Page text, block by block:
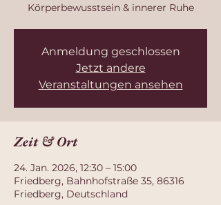
Körperbewusstsein & innerer Ruhe
Anmeldung geschlossen
Jetzt andere
Veranstaltungen ansehen
Zeit & Ort
24. Jan. 2026, 12:30 – 15:00
Friedberg, Bahnhofstraße 35, 86316
Friedberg, Deutschland